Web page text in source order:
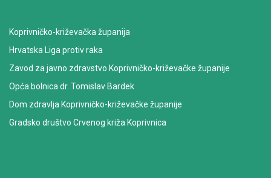
Koprivničko-križevačka županija
Hrvatska Liga protiv raka
Zavod za javno zdravstvo Koprivničko-križevačke županije
Opća bolnica dr. Tomislav Bardek
Dom zdravlja Koprivničko-križevačke županije
Gradsko društvo Crvenog križa Koprivnica